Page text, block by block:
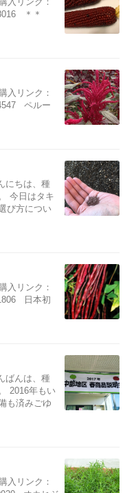
＊＊
入リンク：
ペルー
にちは、種
今日はタキ
び方につい
入リンク：
日本初
ばんは、種
2016年もい
も済みごゆ
入リンク：